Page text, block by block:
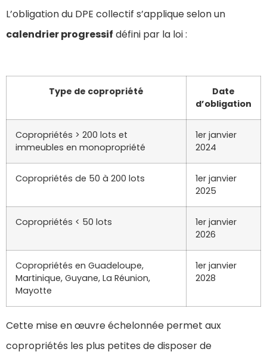
L’obligation du DPE collectif s’applique selon un
calendrier progressif défini par la loi :
Type de copropriété
Date
d’obligation
Copropriétés > 200 lots et
immeubles en monopropriété
1er janvier
2024
Copropriétés de 50 à 200 lots
1er janvier
2025
Copropriétés < 50 lots
1er janvier
2026
Copropriétés en Guadeloupe,
Martinique, Guyane, La Réunion,
Mayotte
1er janvier
2028
Cette mise en œuvre échelonnée permet aux
copropriétés les plus petites de disposer de